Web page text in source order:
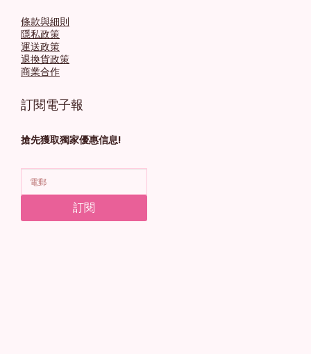
條款與細則
隱私政策
運送政策
退換貨政策
商業合作
訂閱電子報
搶先獲取獨家優惠信息!
訂閱